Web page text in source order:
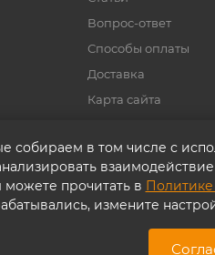
Вопрос-ответ
Способы оплаты
Доставка
Карта сайта
Согласие на обработку
собираем в том числе с
прочитать в
измените